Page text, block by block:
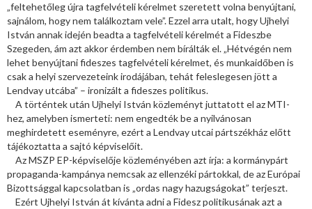
„feltehetőleg újra tagfelvételi kérelmet szeretett volna benyújtani,
sajnálom, hogy nem találkoztam vele”. Ezzel arra utalt, hogy Ujhelyi
István annak idején beadta a tagfelvételi kérelmét a Fideszbe
Szegeden, ám azt akkor érdemben nem bírálták el. „Hétvégén nem
lehet benyújtani fideszes tagfelvételi kérelmet, és munkaidőben is
csak a helyi szervezeteink irodájában, tehát feleslegesen jött a
Lendvay utcába” – ironizált a fideszes politikus.
A történtek után Ujhelyi István közleményt juttatott el az MTI-
hez, amelyben ismerteti: nem engedték be a nyilvánosan
meghirdetett eseményre, ezért a Lendvay utcai pártszékház előtt
tájékoztatta a sajtó képviselőit.
Az MSZP EP-képviselője közleményében azt írja: a kormánypárt
propaganda-kampánya nemcsak az ellenzéki pártokkal, de az Európai
Bizottsággal kapcsolatban is „ordas nagy hazugságokat” terjeszt.
Ezért Ujhelyi István át kívánta adni a Fidesz politikusának azt a